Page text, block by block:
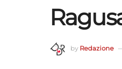
by Redazione